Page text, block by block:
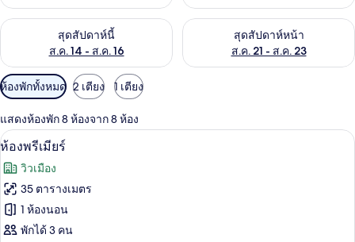
สุดสัปดาห์นี้
ส.ค. 14 - ส.ค. 16
ตรวจสอบจำนวนห้องพักว่างในสุดสัปดาห์นี้ ส.ค. 14 - ส.ค. 16
สุดสัปดาห์หน้า
ส.ค. 21 - ส.ค. 23
ตรวจสอบจำนวนห้องพักว่างใน
ตัว
กรอง
ที่
มี
ให้
สำหรับ
ห้อง
พัก
ห้องพักทั้งหมด 2 เตียง 1 เตียง
แสดงห้องพัก 8 ห้องจาก 8 ห้อง
เปิด
ภาพถ่าย
ทั้งหมด
ของ
ห้อง
ห้องพรีเมียร์ | เตียงเมมโมรีโฟม, ตู้นิ
7
ห้องพรีเมียร์
วิวเมือง
35 ตารางเมตร
1 ห้องนอน
พักได้ 3 คน